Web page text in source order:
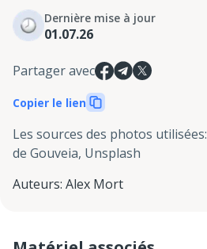
Dernière mise à jour
01.07.26
Partager avec
Copier le lien
Les sources des photos utilisées:
de Gouveia, Unsplash
Auteurs: Alex Mort